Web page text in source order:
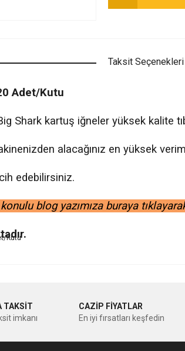
Taksit Seçenekleri
Adet/Kutu
Shark kartuş iğneler yüksek kalite
alacağınız en yüksek
edebilirsiniz.
blog yazımıza buraya
Yorum Yaz
TAKSİT
imkanı
CAZİP FİYATLAR
En iyi fırsatları keşfedin